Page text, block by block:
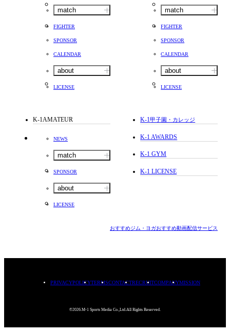
match
FIGHTER
SPONSOR
CALENDAR
about
LICENSE
match
FIGHTER
SPONSOR
CALENDAR
about
LICENSE
K-1AMATEUR
NEWS
match
SPONSOR
about
LICENSE
K-1甲子園・カレッジ
K-1 AWARDS
K-1 GYM
K-1 LICENSE
おすすめジム・ヨガおすすめ動画配信サービス
PRIVACYPOLICYTERMSCONTACTRECRUITCOMPANYMISSION
©2026.M-1 Sports Media Co.,Ltd.All Rights Reserved.